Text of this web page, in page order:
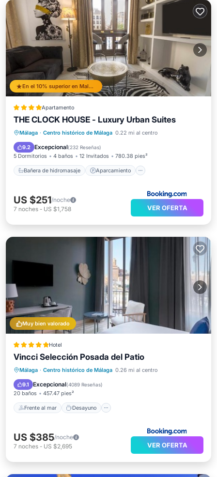
En el 10% superior en Malaga Historic Centre
Apartamento
THE CLOCK HOUSE - Luxury Urban Suites
Málaga · Centro histórico de Málaga 0.22 mi al centro
9.2 Excepcional(232 Reseñas)
5 Dormitorios 4 baños 12 Invitados 780.38 pies²
Bañera de hidromasaje Aparcamiento
Bañera de hidromasaje
Aparcamiento
Balcón/Terraza
US $251/noche
7 noches - US $1,758 VER OFERTA
Muy bien valorado
Hotel
Vincci Selección Posada del Patio
Málaga · Centro histórico de Málaga 0.26 mi al centro
9.1 Excepcional(4089 Reseñas)
20 baños 457.47 pies²
Frente al mar Desayuno
Frente al mar
Desayuno
Estación de carga para vehículos eléctricos
Aparcamiento
US $385/noche
7 noches - US $2,695 VER OFERTA